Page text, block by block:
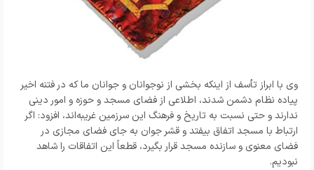
وی با ابراز تأسف از اینکه بخشی از نوجوانان و جوانان ما که در فتنه اخیر
پیاده نظام دشمن شدند، اطلاعی از فضای مسجد و حوزه و امور دینی
ندارند و حتی نسبت به تاریخ و فرهنگ این سرزمین غریبه‌اند، افزود: اگر
ارتباط با مسجد اتفاق بیفتد و قشر جوان به جای فضای مجازی در
فضای معنوی و سازنده مسجد قرار بگیرد، قطعاً این اتفاقات را شاهد
نبودیم.